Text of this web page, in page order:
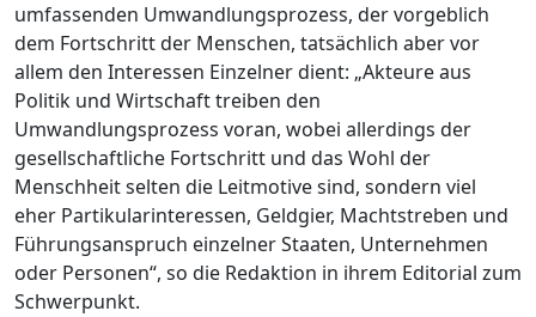
umfassenden Umwandlungsprozess, der vorgeblich
dem Fortschritt der Menschen, tatsächlich aber vor
allem den Interessen Einzelner dient: „Akteure aus
Politik und Wirtschaft treiben den
Umwandlungsprozess voran, wobei allerdings der
gesellschaftliche Fortschritt und das Wohl der
Menschheit selten die Leitmotive sind, sondern viel
eher Partikularinteressen, Geldgier, Machtstreben und
Führungsanspruch einzelner Staaten, Unternehmen
oder Personen“, so die Redaktion in ihrem Editorial zum
Schwerpunkt.